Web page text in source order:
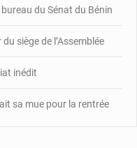
du Sénat du Bénin
siège de l’Assemblée
inédit
sa mue pour la rentrée